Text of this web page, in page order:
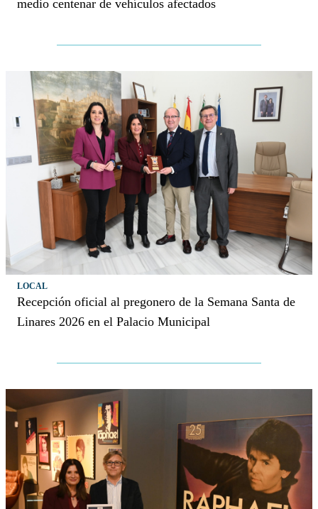
medio centenar de vehículos afectados
LOCAL
Recepción oficial al pregonero de la Semana Santa de
Linares 2026 en el Palacio Municipal